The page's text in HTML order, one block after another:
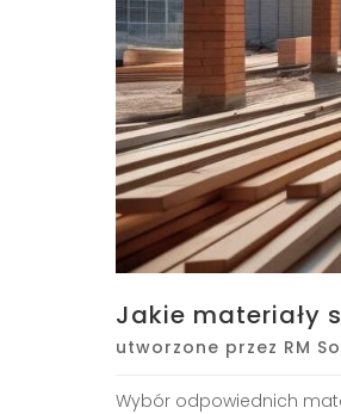
Jakie materiały
utworzone przez RM
Wybór odpowiednich